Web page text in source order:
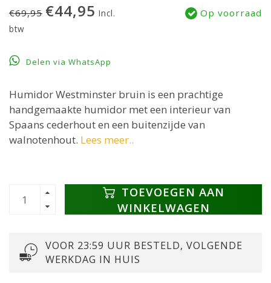
€69,95 €44,95 Incl.
btw
Op voorraad
Delen via WhatsApp
Humidor Westminster bruin is een prachtige
handgemaakte humidor met een interieur van
Spaans cederhout en een buitenzijde van
walnotenhout. Lees meer..
TOEVOEGEN AAN
WINKELWAGEN
VOOR 23:59 UUR BESTELD, VOLGENDE
WERKDAG IN HUIS